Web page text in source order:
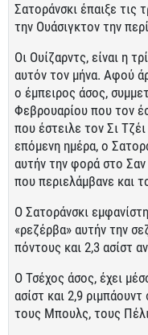
Σατοράνσκι έπαιξε
την Ουάσιγκτον την
Οι Ουίζαρντς, είναι η
αυτόν τον μήνα. Αφού
ο έμπειρος άσος,
Φεβρουαρίου που τον
που έστειλε τον Σι
επόμενη ημέρα, ο
αυτήν την φορά στο
που περιελάμβανε και
Ο Σατοράνσκι
«ρεζέρβα» αυτήν την
πόντους και 2,3 ασίστ
Ο Τσέχος άσος, έχει
ασίστ και 2,9
τους Μπουλς, τους